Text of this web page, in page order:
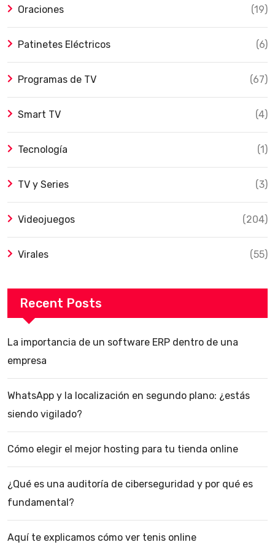
Oraciones (19)
Patinetes Eléctricos (6)
Programas de TV (67)
Smart TV (4)
Tecnología (1)
TV y Series (3)
Videojuegos (204)
Virales (55)
Recent Posts
La importancia de un software ERP dentro de una
empresa
WhatsApp y la localización en segundo plano: ¿estás
siendo vigilado?
Cómo elegir el mejor hosting para tu tienda online
¿Qué es una auditoría de ciberseguridad y por qué es
fundamental?
Aquí te explicamos cómo ver tenis online